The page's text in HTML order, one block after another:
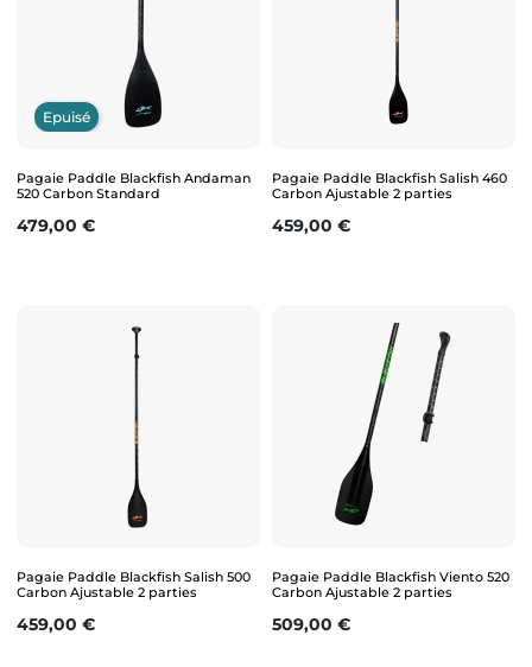
Epuisé
Pagaie Paddle Blackfish Andaman
520 Carbon Standard
Prix
479,00 €
Pagaie Paddle Blackfish Salish 460
Carbon Ajustable 2 parties
Prix
459,00 €
Pagaie Paddle Blackfish Salish 500
Carbon Ajustable 2 parties
Prix
459,00 €
Pagaie Paddle Blackfish Viento 520
Carbon Ajustable 2 parties
Prix
509,00 €